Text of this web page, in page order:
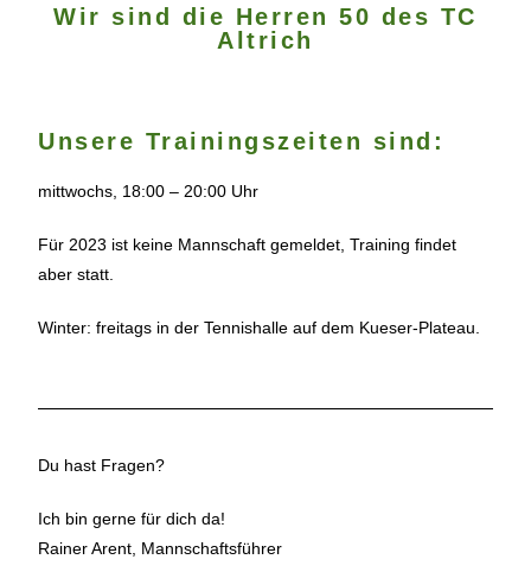
Wir sind die Herren 50 des TC
Altrich
Unsere Trainingszeiten sind:
mittwochs, 18:00 – 20:00 Uhr
Für 2023 ist keine Mannschaft gemeldet, Training findet
aber statt.
Winter: freitags in der Tennishalle auf dem Kueser-Plateau.
Du hast Fragen?
Ich bin gerne für dich da!
Rainer Arent, Mannschaftsführer